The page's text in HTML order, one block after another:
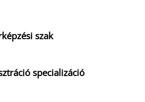
szak
specializáció